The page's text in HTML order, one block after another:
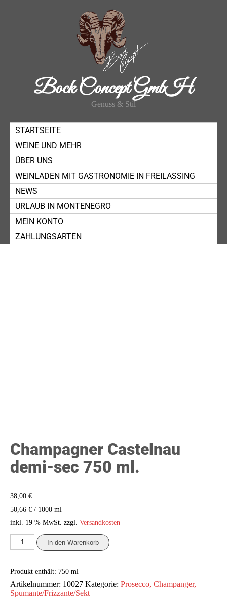
Bock Concept GmbH
Genuss & Stil
STARTSEITE
WEINE UND MEHR
ÜBER UNS
WEINLADEN MIT GASTRONOMIE IN FREILASSING
NEWS
URLAUB IN MONTENEGRO
MEIN KONTO
ZAHLUNGSARTEN
Champagner Castelnau
demi-sec 750 ml.
38,00 €
50,66 € / 1000 ml
inkl. 19 % MwSt. zzgl. Versandkosten
Champagner
Castelnau
750
ml.
Menge
In den Warenkorb
Produkt enthält: 750 ml
Artikelnummer: 10027 Kategorie: Prosecco, Champanger,
Spumante/Frizzante/Sekt